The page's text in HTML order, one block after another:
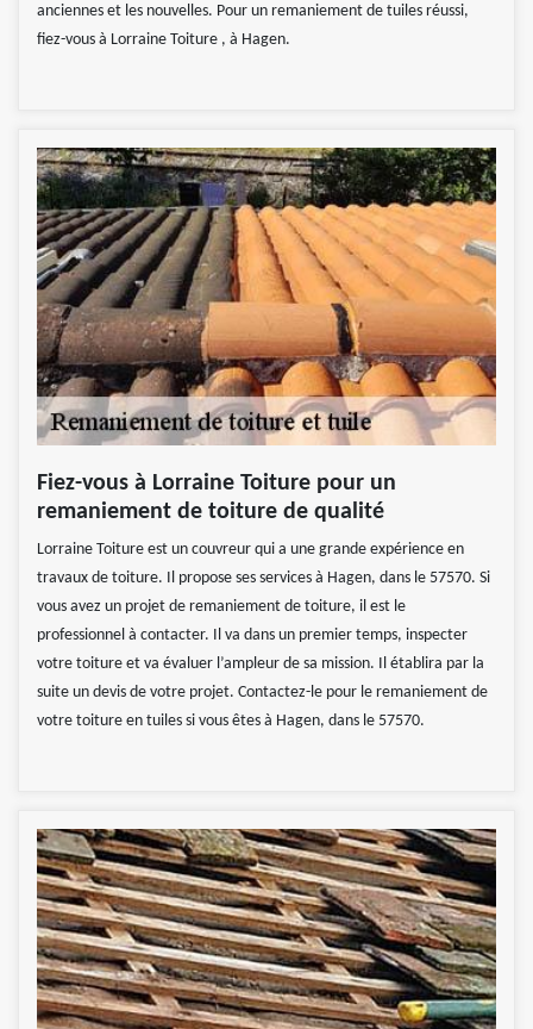
anciennes et les nouvelles. Pour un remaniement de tuiles réussi,
fiez-vous à Lorraine Toiture , à Hagen.
Fiez-vous à Lorraine Toiture pour un
remaniement de toiture de qualité
Lorraine Toiture est un couvreur qui a une grande expérience en
travaux de toiture. Il propose ses services à Hagen, dans le 57570. Si
vous avez un projet de remaniement de toiture, il est le
professionnel à contacter. Il va dans un premier temps, inspecter
votre toiture et va évaluer l’ampleur de sa mission. Il établira par la
suite un devis de votre projet. Contactez-le pour le remaniement de
votre toiture en tuiles si vous êtes à Hagen, dans le 57570.